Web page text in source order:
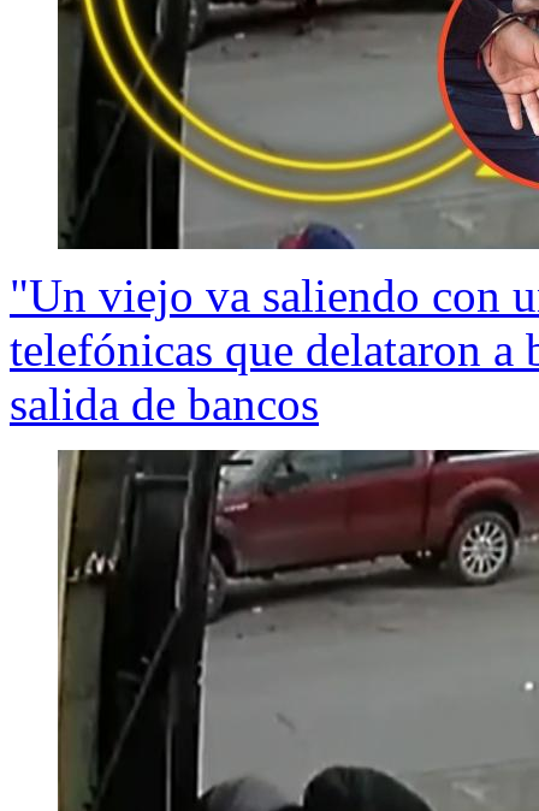
"Un viejo va saliendo con
telefónicas que delataron a
salida de bancos